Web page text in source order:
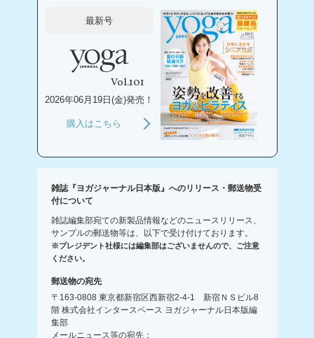
最新号
Vol.101
2026年06月19日(金)発売！
購入はこちら
雑誌『ヨガジャーナル日本版』へのリリース・郵送物受
付について
雑誌編集部宛ての新製品情報などのニュースリリース、
サンプルの郵送物等は、以下で受け付けております。
※プレジデント社様には編集部はございませんので、ご注意
ください。
郵送物の宛先
〒163-0808 東京都新宿区西新宿2-4-1 新宿ＮＳビル8
階 株式会社インタースペース ヨガジャーナル日本版編
集部
メールニュース等の宛先：